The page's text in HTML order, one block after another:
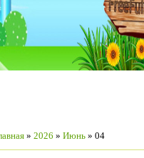
» 2026 » Июнь » 04